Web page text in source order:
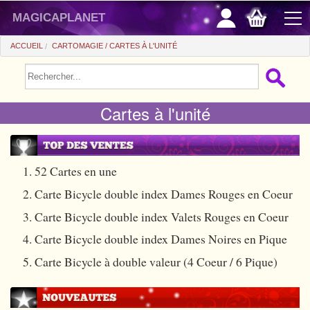
PROMOS
CADEAUX FIDÉLITÉ
ACHAT MALIN
POUR DÉBUTER +
Tours automatiques
Coffrets
PETITS PRIX
Casse-tête
Aimants
magicaplanet
ACCUEIL CARTOMAGIE CARTES À L'UNITÉ
Cartes à l'unité
1. 52 Cartes en une
2. Carte Bicycle double index Dames Rouges en Coeur
3. Carte Bicycle double index Valets Rouges en Coeur
4. Carte Bicycle double index Dames Noires en Pique
5. Carte Bicycle à double valeur (4 Coeur / 6 Pique)